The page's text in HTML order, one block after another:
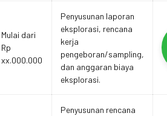
Mulai dari
Rp
xx.000.000
Penyusunan laporan
eksplorasi, rencana
kerja
pengeboran/sampling,
dan anggaran biaya
eksplorasi.
Penyusunan rencana